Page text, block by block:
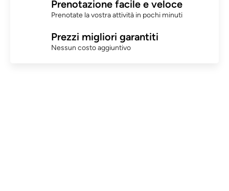
Prenotazione facile e veloce
Prenotate la vostra attività in pochi minuti
Prezzi migliori garantiti
Nessun costo aggiuntivo